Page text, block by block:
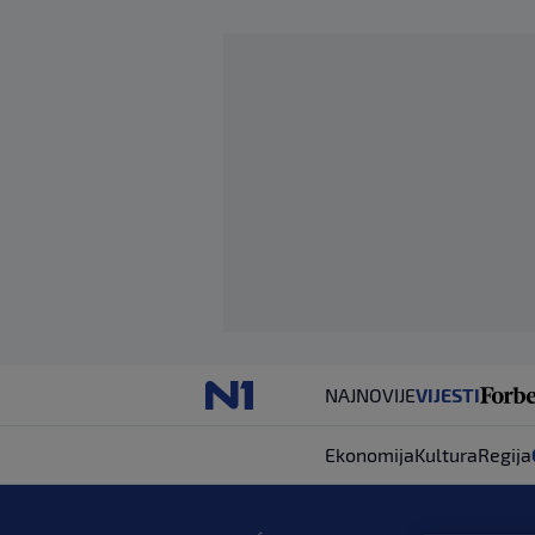
NAJNOVIJEVIJESTI
EkonomijaKulturaRegija